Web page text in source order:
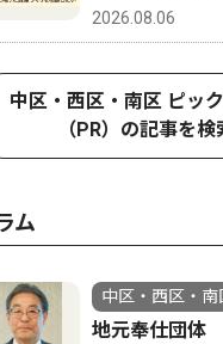
化
・西区・南区
ず色」のオシロイ
ン通じ、横浜から
2026.08.06
中区・西区・南区 ピッ
（PR）の記事を検
ム
中区・西区・南
地元奉仕団体